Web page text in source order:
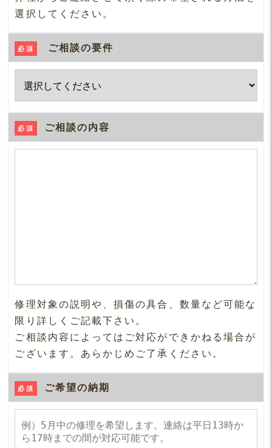
選択してください。
必須 ご相談の要件
必須 ご相談の内容
修理対象の説明や、損傷の具合、数量など可能な
限り詳しくご記載下さい。
ご相談内容によってはご対応ができかねる場合が
ございます。あらかじめご了承ください。
必須 ご希望の納期